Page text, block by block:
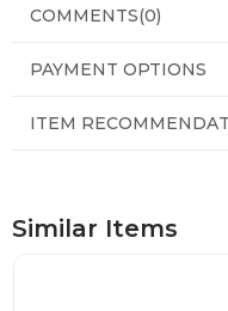
COMMENTS(0)
PAYMENT OPTIONS
ITEM
Similar Items